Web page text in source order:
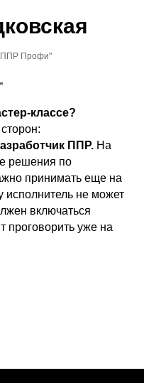
ППР Профи"
классе?
ППР. На
решения по
принимать еще на
исполнитель не может
включаться
проговорить уже на